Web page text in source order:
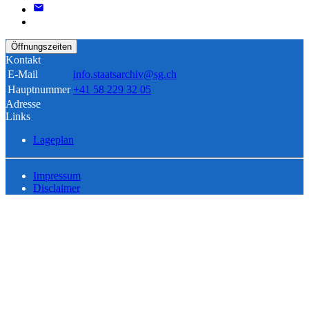
Öffnungszeiten
Kontakt
E-Mail
info.staatsarchiv@sg.ch
Hauptnummer +41 58 229 32 05
Adresse
Links
Lageplan
Impressum
Disclaimer